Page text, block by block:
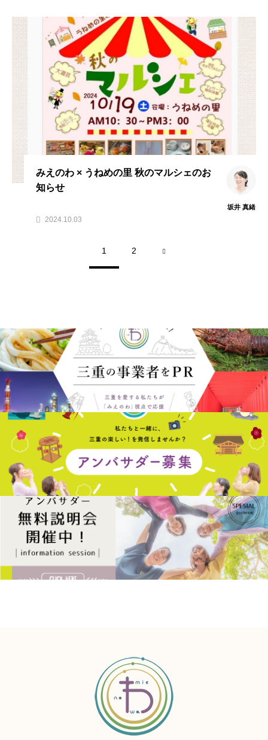
みえのわ × うねめの里 秋のマルシェのお
知らせ
坂井 真緒
2024.10.03
1 2